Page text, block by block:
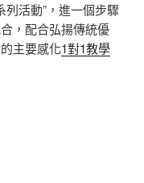
列活動”，進一個步驟
，配合弘揚傳統優
主要感化1對1教學